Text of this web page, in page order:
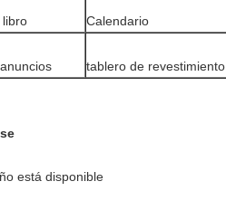
libro Calendario
tablero de revestimiento
está disponible